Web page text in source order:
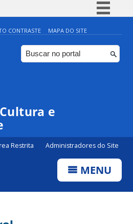
Simplifique!
Comunica BR
Participe
CONTRASTE MAPA DO SITE
e
Restrita Administradores do Site
MENU